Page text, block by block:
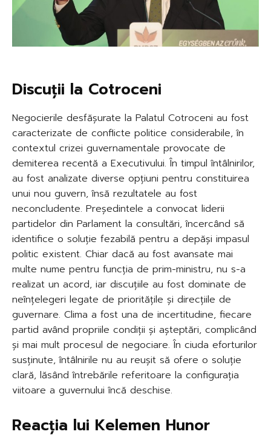
Discuții la Cotroceni
Negocierile desfășurate la Palatul Cotroceni au fost
caracterizate de conflicte politice considerabile, în
contextul crizei guvernamentale provocate de
demiterea recentă a Executivului. În timpul întâlnirilor,
au fost analizate diverse opțiuni pentru constituirea
unui nou guvern, însă rezultatele au fost
neconcludente. Președintele a convocat liderii
partidelor din Parlament la consultări, încercând să
identifice o soluție fezabilă pentru a depăși impasul
politic existent. Chiar dacă au fost avansate mai
multe nume pentru funcția de prim-ministru, nu s-a
realizat un acord, iar discuțiile au fost dominate de
neînțelegeri legate de prioritățile și direcțiile de
guvernare. Clima a fost una de incertitudine, fiecare
partid având propriile condiții și așteptări, complicând
și mai mult procesul de negociare. În ciuda eforturilor
susținute, întâlnirile nu au reușit să ofere o soluție
clară, lăsând întrebările referitoare la configurația
viitoare a guvernului încă deschise.
Reacția lui Kelemen Hunor